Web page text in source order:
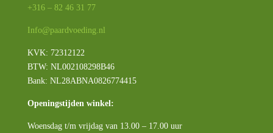
+316 – 82 46 31 77
Info@paardvoeding.nl
KVK: 72312122
BTW: NL002108298B46
Bank: NL28ABNA0826774415
Openingstijden winkel:
Woensdag t/m vrijdag van 13.00 – 17.00 uur